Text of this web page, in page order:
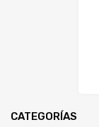
CATEGORÍAS